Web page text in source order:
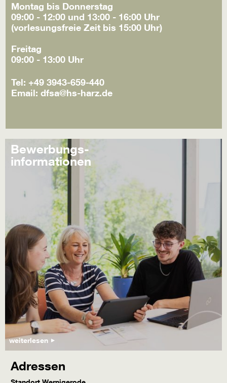
Montag bis Donnerstag
09:00 - 12:00 und 13:00 - 16:00 Uhr
(vorlesungsfreie Zeit bis 15:00 Uhr)
Freitag
09:00 - 13:00 Uhr
Tel: +49 3943-659-440
Email: dfsa@hs-harz.de
Bewerbungs-
informationen
weiterlesen
Adressen